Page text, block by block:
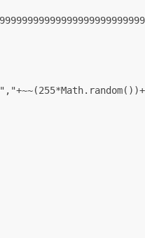
","+~~(255*Math. random( ) )+